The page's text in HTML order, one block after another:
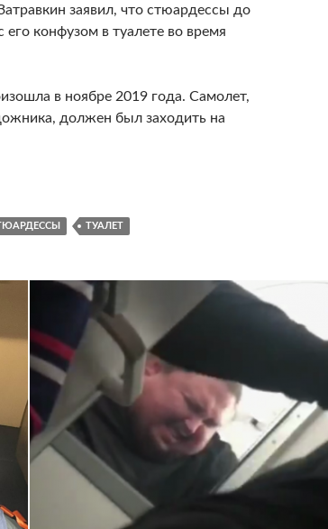
заявил, что стюардессы до
конфузом в туалете во время
в ноябре 2019 года. Самолет,
должен был заходить на
ТУАЛЕТ